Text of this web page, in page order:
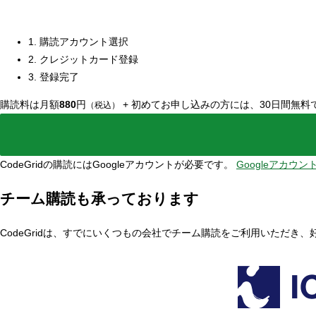
1. 購読アカウント選択
2. クレジットカード登録
3. 登録完了
購読料は月額880円 （税込） + 初めてお申し込みの方には、30日間無料
CodeGridの購読にはGoogleアカウントが必要です。 Googleアカウン
チーム購読も承っております
CodeGridは、すでにいくつもの会社でチーム購読をご利用いただき、